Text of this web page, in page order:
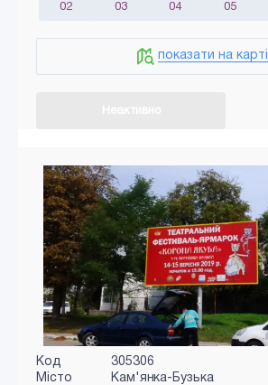
02 03 04 05
показати на карті
Код
305306
Місто
Кам'янка-Бузька